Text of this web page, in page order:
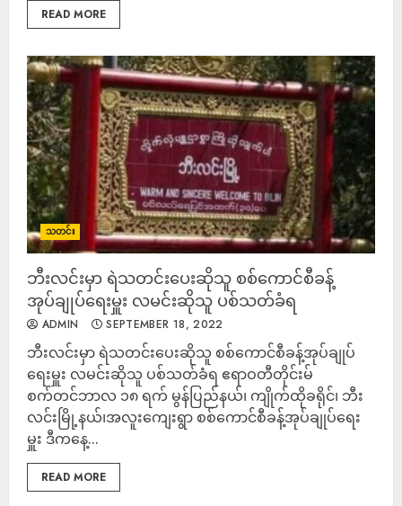
READ MORE
သတင်း
ဘီးလင်းမှာ ရဲသတင်းပေးဆိုသူ စစ်ကောင်စီခန့်
အုပ်ချုပ်ရေးမှူး လမင်းဆိုသူ ပစ်သတ်ခံရ
ADMIN SEPTEMBER 18, 2022
ဘီးလင်းမှာ ရဲသတင်းပေးဆိုသူ စစ်ကောင်စီခန့်အုပ်ချုပ်
ရေးမှူး လမင်းဆိုသူ ပစ်သတ်ခံရ ဧရာဝတီတိုင်းမ်
စက်တင်ဘာလ ၁၈ ရက် မွန်ပြည်နယ်၊ ကျိုက်ထိုခရိုင်၊ ဘီး
လင်းမြို့နယ်၊အလူးကျေးရွာ စစ်ကောင်စီခန့်အုပ်ချုပ်ရေး
မှူး ဒီကနေ့...
READ MORE